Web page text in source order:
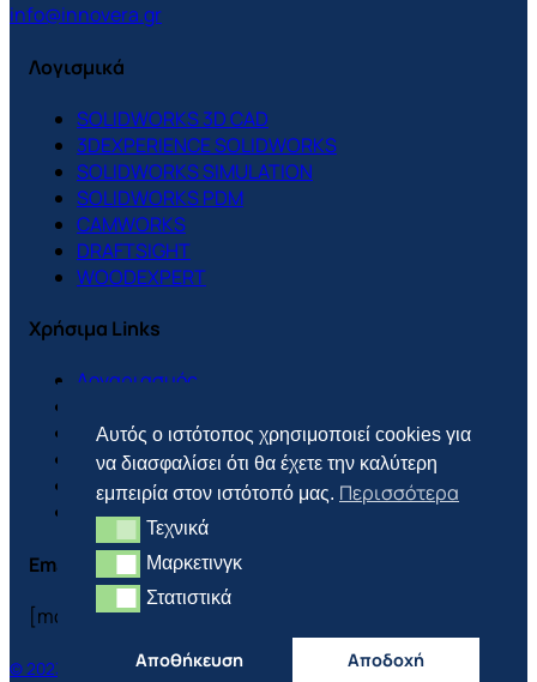
info@innovera.gr
Λογισμικά
SOLIDWORKS 3D CAD
3DEXPERIENCE SOLIDWORKS
SOLIDWORKS SIMULATION
SOLIDWORKS PDM
CAMWORKS
DRAFTSIGHT
WOODEXPERT
Χρήσιμα Links
Λογαριασμός
Πολιτική Cookies
Πολιτική Απορρήτου
Πολιτική Επιστροφών
Τρόποι Πληρωμής & Αποστολής
Email
[mc4wp_form id=”3702″]
© 2023 CONCEPTION AND DEVELOPMENT BY FLWD.DIGITAL
Αυτός ο ιστότοπος χρησιμοποιεί cookies για
να διασφαλίσει ότι θα έχετε την καλύτερη
εμπειρία στον ιστότοπό μας. Περισσότερα
ΤεχνικάΤεχνικά
ΜαρκετινγκΜαρκετινγκ
ΣτατιστικάΣτατιστικά
Αποθήκευση Αποδοχή